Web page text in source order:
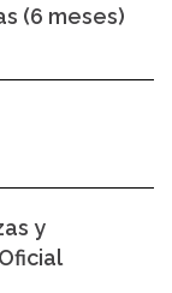
(6 meses)
y